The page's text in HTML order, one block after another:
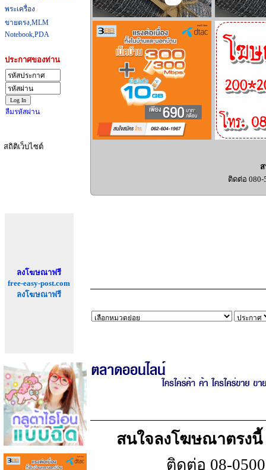
พระเครื่อง
ขายตรง,MLM
Notebook,PDA
ประกาศของท่าน
ลืมรหัสผ่าน
สถิติเว็บไซต์
ลงโฆษณาฟรี
free-easy-post.com
ลงโฆษณาฟรี
ติดต่อ 080-
สนใจลงโฆษณาตรงนี้
ติดต่อ 08-